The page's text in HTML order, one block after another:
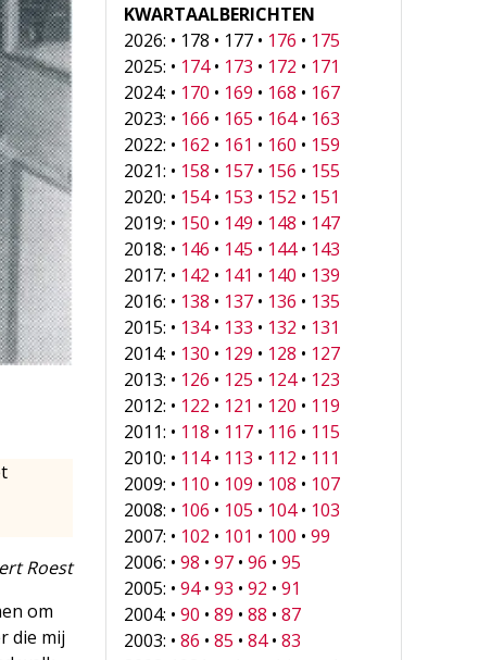
Roest
om
die mij
KWARTAALBERICHTEN
2026: • 178 • 177 • 176 • 175
2025: • 174• 173 • 172 • 171
2024: • 170 • 169 • 168 • 167
2023: • 166 • 165 • 164• 163
2022: • 162 • 161 • 160 • 159
2021: • 158 • 157 • 156 • 155
2020: • 154• 153 • 152 • 151
2019: • 150 • 149 • 148 • 147
2018: • 146 • 145 • 144• 143
2017: • 142 • 141 • 140 • 139
2016: • 138 • 137 • 136 • 135
2015: • 134• 133 • 132 • 131
2014: • 130 • 129 • 128 • 127
2013: • 126 • 125 • 124• 123
2012: • 122 • 121 • 120 • 119
2011: • 118 • 117 • 116 • 115
2010: • 114• 113 • 112 • 111
2009: • 110 • 109 • 108 • 107
2008: • 106 • 105 • 104• 103
2007: • 102 • 101 • 100 •99
2006: •98 •97 •96 •95
2005: •94•93 •92 •91
2004: •90 •89 •88 •87
2003: •86 •85 •84•83